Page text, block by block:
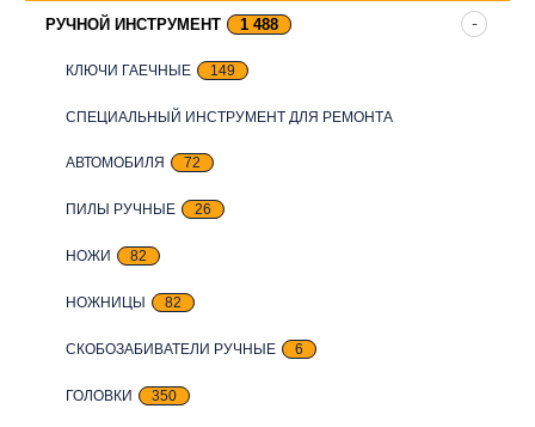
РУЧНОЙ ИНСТРУМЕНТ 1 488
КЛЮЧИ ГАЕЧНЫЕ 149
СПЕЦИАЛЬНЫЙ ИНСТРУМЕНТ ДЛЯ РЕМОНТА
АВТОМОБИЛЯ 72
ПИЛЫ РУЧНЫЕ 26
НОЖИ 82
НОЖНИЦЫ 82
СКОБОЗАБИВАТЕЛИ РУЧНЫЕ 6
ГОЛОВКИ 350